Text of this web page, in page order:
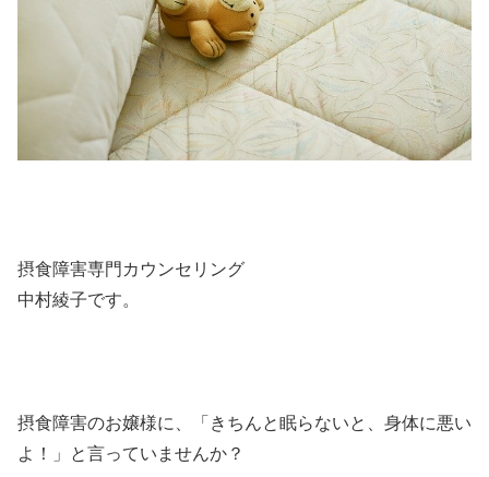
摂食障害専門カウンセリング
中村綾子です。
摂食障害のお嬢様に、「きちんと眠らないと、身体に悪い
よ！」と言っていませんか？